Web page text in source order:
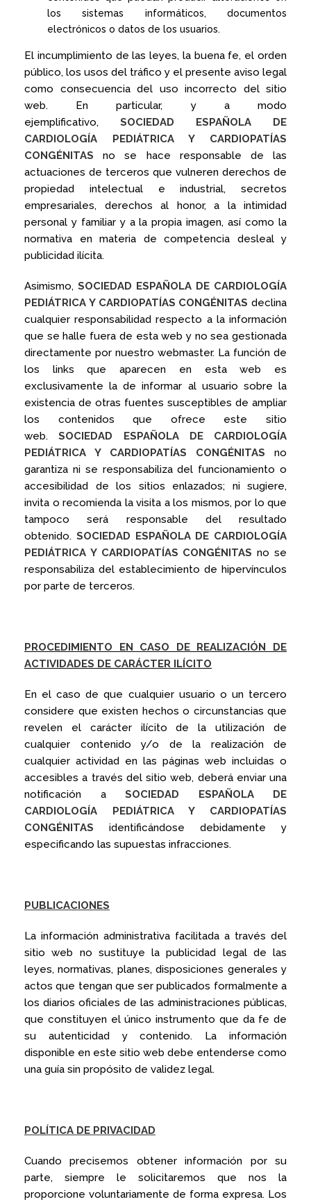
los sistemas informáticos, documentos
electrónicos o datos de los usuarios.
El incumplimiento de las leyes, la buena fe, el orden
público, los usos del tráfico y el presente aviso legal
como consecuencia del uso incorrecto del sitio
web. En particular, y a modo
ejemplificativo, SOCIEDAD ESPAÑOLA DE
CARDIOLOGÍA PEDIÁTRICA Y CARDIOPATÍAS
CONGÉNITASno se hace responsable de las
actuaciones de terceros que vulneren derechos de
propiedad intelectual e industrial, secretos
empresariales, derechos al honor, a la intimidad
personal y familiar y a la propia imagen, así como la
normativa en materia de competencia desleal y
publicidad ilícita.
Asimismo, SOCIEDAD ESPAÑOLA DE CARDIOLOGÍA
PEDIÁTRICA Y CARDIOPATÍAS CONGÉNITAS declina
cualquier responsabilidad respecto a la información
que se halle fuera de esta web y no sea gestionada
directamente por nuestro webmaster. La función de
los links que aparecen en esta web es
exclusivamente la de informar al usuario sobre la
existencia de otras fuentes susceptibles de ampliar
los contenidos que ofrece este sitio
web.SOCIEDAD ESPAÑOLA DE CARDIOLOGÍA
PEDIÁTRICA Y CARDIOPATÍAS CONGÉNITAS no
garantiza ni se responsabiliza del funcionamiento o
accesibilidad de los sitios enlazados; ni sugiere,
invita o recomienda la visita a los mismos, por lo que
tampoco será responsable del resultado
obtenido. SOCIEDAD ESPAÑOLA DE CARDIOLOGÍA
PEDIÁTRICA Y CARDIOPATÍAS CONGÉNITASno se
responsabiliza del establecimiento de hipervínculos
por parte de terceros.
PROCEDIMIENTO EN CASO DE REALIZACIÓN DE
ACTIVIDADES DE CARÁCTER ILÍCITO
En el caso de que cualquier usuario o un tercero
considere que existen hechos o circunstancias que
revelen el carácter ilícito de la utilización de
cualquier contenido y/o de la realización de
cualquier actividad en las páginas web incluidas o
accesibles a través del sitio web, deberá enviar una
notificación a SOCIEDAD ESPAÑOLA DE
CARDIOLOGÍA PEDIÁTRICA Y CARDIOPATÍAS
CONGÉNITAS identificándose debidamente y
especificando las supuestas infracciones.
PUBLICACIONES
La información administrativa facilitada a través del
sitio web no sustituye la publicidad legal de las
leyes, normativas, planes, disposiciones generales y
actos que tengan que ser publicados formalmente a
los diarios oficiales de las administraciones públicas,
que constituyen el único instrumento que da fe de
su autenticidad y contenido. La información
disponible en este sitio web debe entenderse como
una guía sin propósito de validez legal.
POLÍTICA DE PRIVACIDAD
Cuando precisemos obtener información por su
parte, siempre le solicitaremos que nos la
proporcione voluntariamente de forma expresa. Los